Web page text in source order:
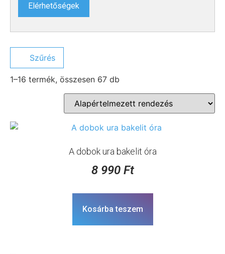
Elérhetőségek
Szűrés
1–16 termék, összesen 67 db
A dobok ura bakelit óra
8 990 Ft
Kosárba teszem